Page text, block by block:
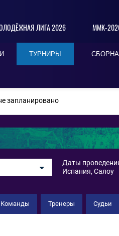
ЛИГА 2026 ММК-
ТУРНИРЫ
запланировано
Даты
Испания, Салоу
Команды Тренеры Судьи